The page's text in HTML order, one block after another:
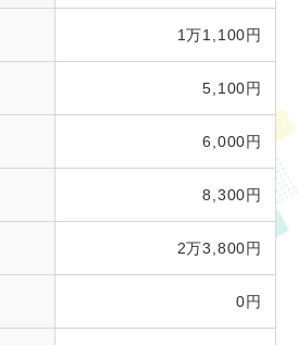
1万1,100円
5,100円
6,000円
8,300円
2万3,800円
0円